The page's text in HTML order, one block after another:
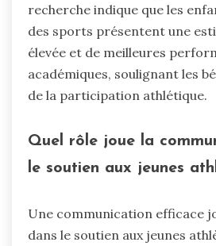
recherche indique que les
des sports présentent une
élevée et de meilleures
académiques, soulignant les
de la participation athlétique.
Quel rôle joue la
le soutien aux jeunes
Une communication efficace
dans le soutien aux jeunes